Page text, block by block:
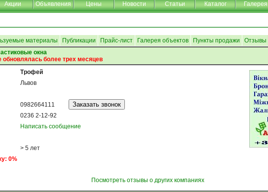
Акции Объявления Цены Новости Статьи Каталог Галерея
материалы Публикации Прайс-лист Галерея объектов Пункты продажи
Отзывы
окна
более трех месяцев
0%
Трофей
Львов
0982664111
0236 2-12-92
Написать сообщение
> 5 лет
Посмотреть отзывы о других компаниях